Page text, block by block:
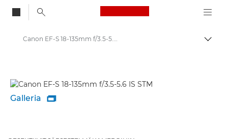
Canon Logo, back
Canon EF-S 18-135mm f/3.5-5.6 IS STM - Lenses - Camera & Photo lenses
Galleria 